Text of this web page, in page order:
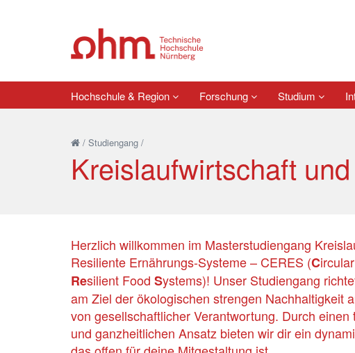
Hochschule & Region Forschung Studium
/ Studiengang /
Kreislaufwirtschaft
Herzlich willkommen im Masterstudiengang
Resiliente Ernährungs-Systeme – CERES (Circular
Resilient Food Systems)! Unser Studiengang
am Ziel der ökologischen strengen Nachhaltigkeit
von gesellschaftlicher Verantwortung. Durch einen
und ganzheitlichen Ansatz bieten wir dir ein